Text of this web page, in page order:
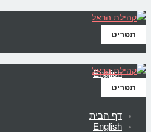
תפריט
English
דף הבית
תפריט
English